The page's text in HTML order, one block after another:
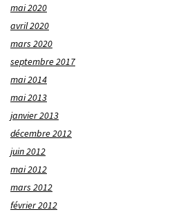
mai 2020
avril 2020
mars 2020
septembre 2017
mai 2014
mai 2013
janvier 2013
décembre 2012
juin 2012
mai 2012
mars 2012
février 2012